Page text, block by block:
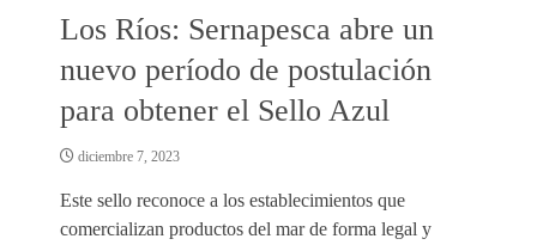
Los Ríos: Sernapesca abre un
nuevo período de postulación
para obtener el Sello Azul
diciembre 7, 2023
Este sello reconoce a los establecimientos que
comercializan productos del mar de forma legal y